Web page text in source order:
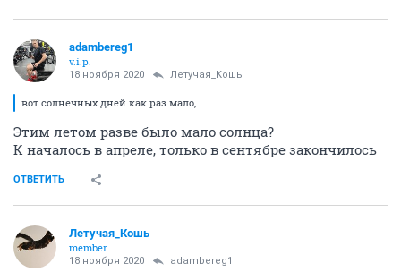
adambereg1
v.i.p.
18 ноября 2020 Летучая_Кошь
вот солнечных дней как раз мало,
Этим летом разве было мало солнца?
К началось в апреле, только в сентябре закончилось
ОТВЕТИТЬ
Летучая_Кошь
member
18 ноября 2020 adambereg1